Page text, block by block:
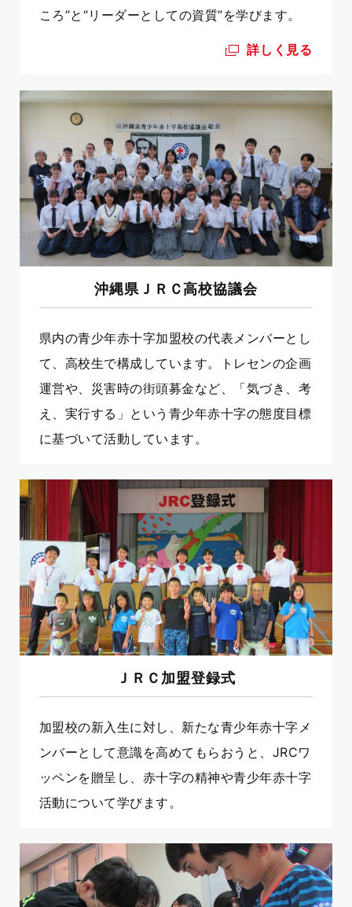
ころ”と“リーダーとしての資質”を学びます。
詳しく見る
沖縄県ＪＲＣ高校協議会
県内の青少年赤十字加盟校の代表メンバーとし
て、高校生で構成しています。トレセンの企画
運営や、災害時の街頭募金など、「気づき、考
え、実行する」という青少年赤十字の態度目標
に基づいて活動しています。
ＪＲＣ加盟登録式
加盟校の新入生に対し、新たな青少年赤十字メ
ンバーとして意識を高めてもらおうと、JRCワ
ッペンを贈呈し、赤十字の精神や青少年赤十字
活動について学びます。